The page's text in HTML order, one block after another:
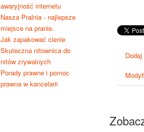
awaryjność internetu
Nasza Pralnia - najlepsze
miejsce na pranie.
Jak zapakować cienie
Skuteczna nitownica do
nitów zrywalnych
​Porady prawne i pomoc
prawna w kancelarii